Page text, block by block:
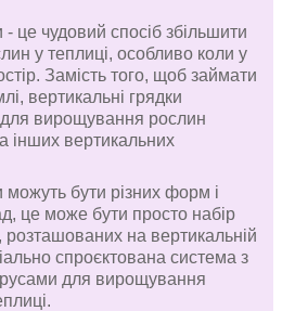
- це чудовий спосіб збільшити
у теплиці, особливо коли у
Замість того, щоб займати
вертикальні грядки
вирощування рослин
інших вертикальних
можуть бути різних форм і
це може бути просто набір
розташованих на вертикальній
спроєктована система з
для вирощування